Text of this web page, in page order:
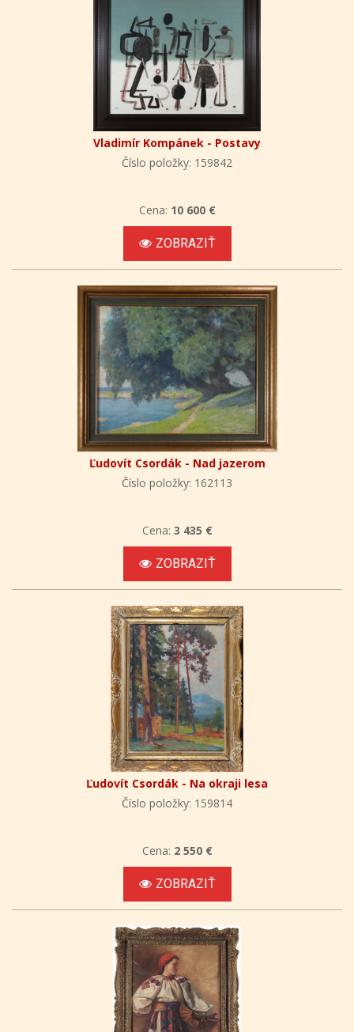
Vladimír Kompánek - Postavy
Číslo položky: 159842
Cena: 10 600 €
ZOBRAZIŤ
Ľudovít Csordák - Nad jazerom
Číslo položky: 162113
Cena: 3 435 €
ZOBRAZIŤ
Ľudovít Csordák - Na okraji lesa
Číslo položky: 159814
Cena: 2 550 €
ZOBRAZIŤ